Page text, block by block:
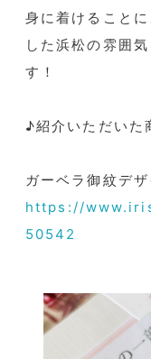
身に着けること
した浜松の雰囲
す！
♪紹介いただいた
ガーベラ御紋デ
https://
50542